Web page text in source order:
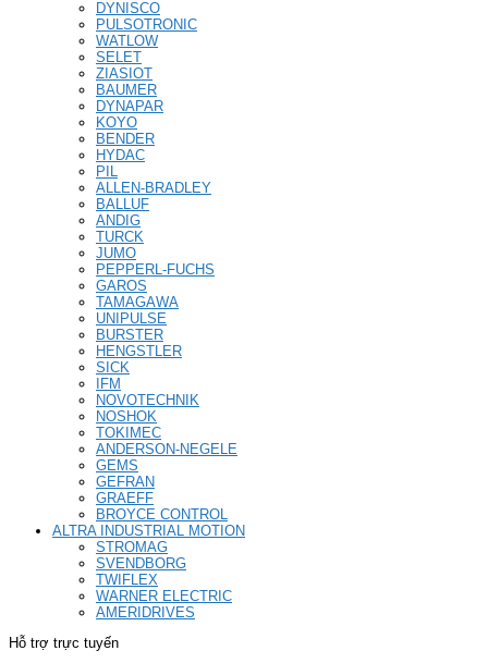
DYNISCO
PULSOTRONIC
WATLOW
SELET
ZIASIOT
BAUMER
DYNAPAR
KOYO
BENDER
HYDAC
PIL
ALLEN-BRADLEY
BALLUF
ANDIG
TURCK
JUMO
PEPPERL-FUCHS
GAROS
TAMAGAWA
UNIPULSE
BURSTER
HENGSTLER
SICK
IFM
NOVOTECHNIK
NOSHOK
TOKIMEC
ANDERSON-NEGELE
GEMS
GEFRAN
GRAEFF
BROYCE CONTROL
ALTRA INDUSTRIAL MOTION
STROMAG
SVENDBORG
TWIFLEX
WARNER ELECTRIC
AMERIDRIVES
Hỗ trợ trực tuyến